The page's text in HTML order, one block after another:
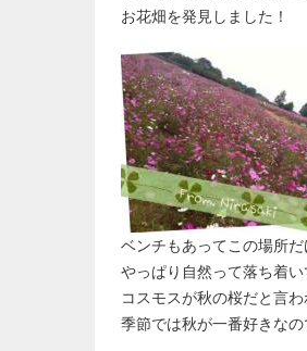
お花畑を発見しました！
ベンチもあってこの場所だ
やっぱり自然って落ち着い
コスモスが秋の桜だと言
季節では秋が一番好きな